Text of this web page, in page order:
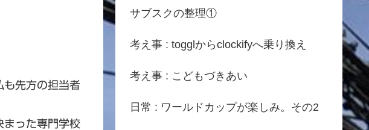
も先方の担当者
まった専門学校
サブスクの整理①
考え事 : togglからclockifyへ乗り換え
考え事 : こどもづきあい
日常 : ワールドカップが楽しみ。その2